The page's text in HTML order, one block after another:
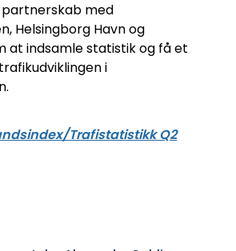
med
Helsingborg Havn og
at indsamle statistik og få et
i
Trafistatistikk Q2